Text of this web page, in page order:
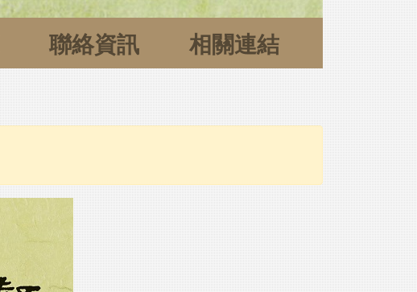
聯絡資訊 相關連結